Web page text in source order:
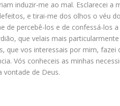
induzir-me ao mal. Esclarecei a
e tirai-me dos olhos o véu
de percebê-los e de confessá-los
que velais mais
que vos interessais por mim, fazei
Vós conheceis as minhas
vontade de Deus.